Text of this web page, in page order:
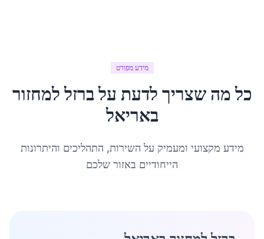
מידע מפורט
כל מה שצריך לדעת עלברזל למחזור
באריאל
מידע מקצועי ומעמיק על השירות, התהליכים והיתרונות
הייחודיים באזור שלכם